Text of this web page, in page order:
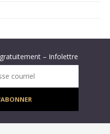
– Infolettre
d’hypnose gratuit !
courriel